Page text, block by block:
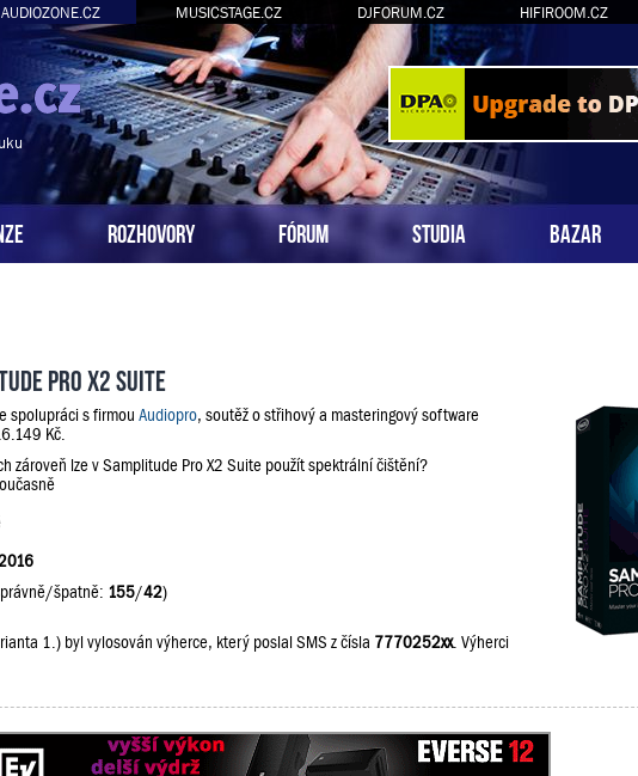
AUDIOZONE.CZ MUSICSTAGE.CZ DJFORUM.CZ HIFIROOM.CZ
ROZHOVORY FÓRUM STUDIA BAZAR
Pro X2 Suite
spolupráci s firmou Audiopro, soutěž o střihový a masteringový software
Kč.
zároveň lze v Samplitude Pro X2 Suite použít spektrální čištění?
špatně: 155/42)
1.) byl vylosován výherce, který poslal SMS z čísla 7770252xx. Výherci